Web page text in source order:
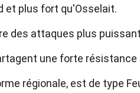
et plus fort qu'Osselait.
des attaques plus
une forte
régionale, est de type